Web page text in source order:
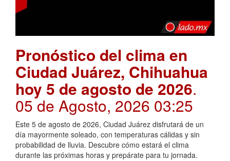
Pronóstico del clima en
Ciudad Juárez, Chihuahua
hoy 5 de agosto de 2026.
05 de Agosto, 2026 03:25
Este 5 de agosto de 2026, Ciudad Juárez disfrutará de un
día mayormente soleado, con temperaturas cálidas y sin
probabilidad de lluvia. Descubre cómo estará el clima
durante las próximas horas y prepárate para tu jornada.